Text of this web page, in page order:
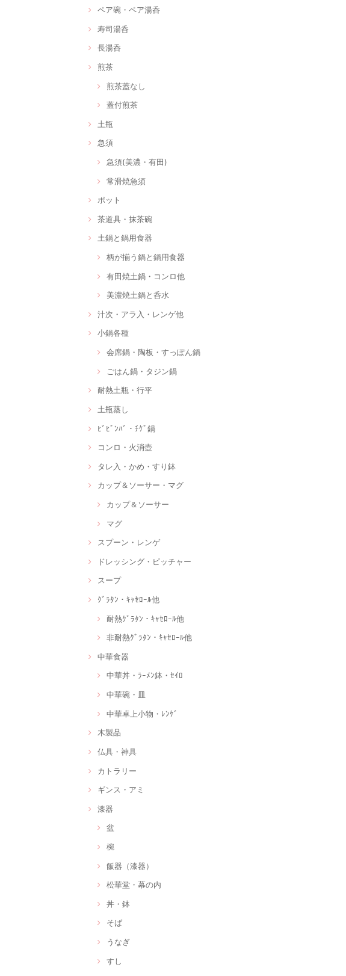
ペア碗・ペア湯呑
寿司湯呑
長湯呑
煎茶
煎茶蓋なし
蓋付煎茶
土瓶
急須
急須(美濃・有田)
常滑焼急須
ポット
茶道具・抹茶碗
土鍋と鍋用食器
柄が揃う鍋と鍋用食器
有田焼土鍋・コンロ他
美濃焼土鍋と呑水
汁次・アラ入・レンゲ他
小鍋各種
会席鍋・陶板・すっぽん鍋
ごはん鍋・タジン鍋
耐熱土瓶・行平
土瓶蒸し
ﾋﾞﾋﾞﾝﾊﾞ・ﾁｹﾞ鍋
コンロ・火消壺
タレ入・かめ・すり鉢
カップ＆ソーサー・マグ
カップ＆ソーサー
マグ
スプーン・レンゲ
ドレッシング・ピッチャー
スープ
ｸﾞﾗﾀﾝ・ｷｬｾﾛｰﾙ他
耐熱ｸﾞﾗﾀﾝ・ｷｬｾﾛｰﾙ他
非耐熱ｸﾞﾗﾀﾝ・ｷｬｾﾛｰﾙ他
中華食器
中華丼・ﾗｰﾒﾝ鉢・ｾｲﾛ
中華碗・皿
中華卓上小物・ﾚﾝｹﾞ
木製品
仏具・神具
カトラリー
ギンス・アミ
漆器
盆
椀
飯器（漆器）
松華堂・幕の内
丼・鉢
そば
うなぎ
すし